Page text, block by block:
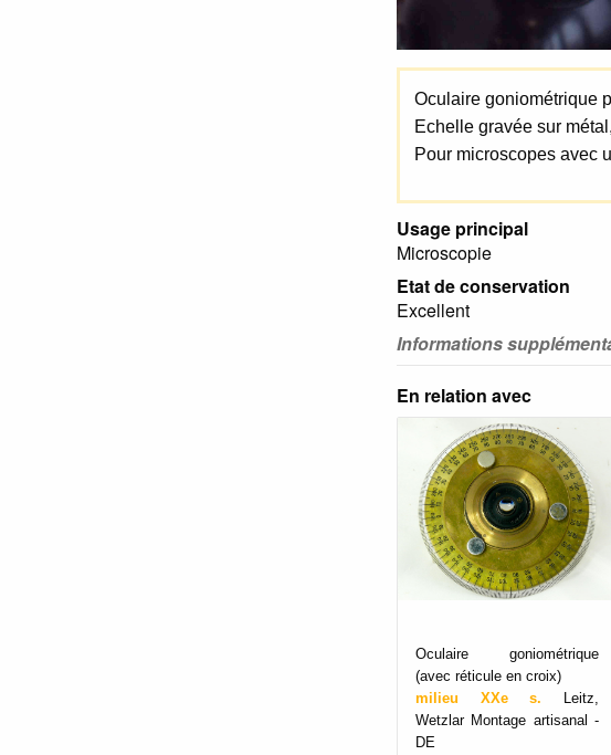
Oculaire goniométrique
Echelle gravée sur
Pour microscopes avec
Usage principal
Microscopie
Etat de conservation
Excellent
Informations
En relation avec
Oculaire goniométrique
(avec réticule en croix)
milieu XXe s.
Leitz,
Wetzlar Montage artisanal -
DE